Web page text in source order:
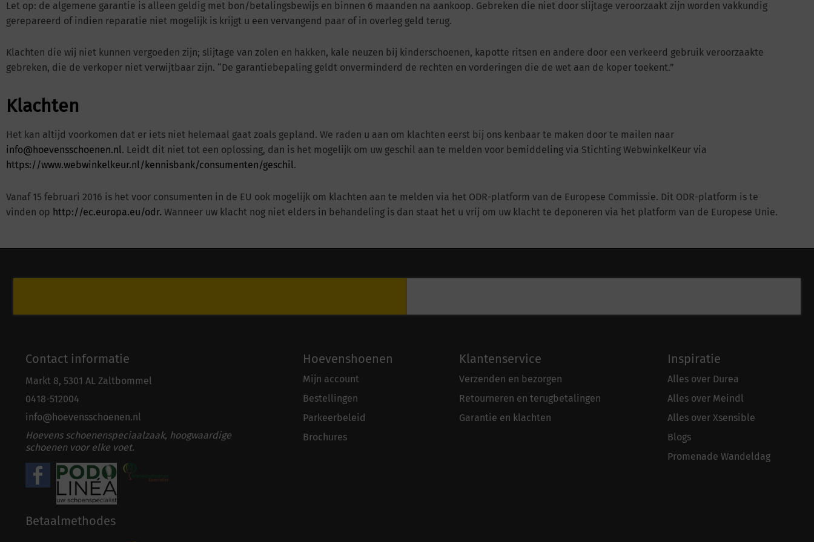
Let op: de algemene garantie is alleen geldig met bon/betalingsbewijs en binnen 6 maanden na aankoop. Gebreken die niet door slijtage veroorzaakt zijn worden vakkundig
gerepareerd of indien reparatie niet mogelijk is krijgt u een vervangend paar of in overleg geld terug.
Klachten die wij niet kunnen vergoeden zijn; slijtage van zolen en hakken, kale neuzen bij kinderschoenen, kapotte ritsen en andere door een verkeerd gebruik veroorzaakte
gebreken, die de verkoper niet verwijtbaar zijn. “De garantiebepaling geldt onverminderd de rechten en vorderingen die de wet aan de koper toekent.”
Klachten
Het kan altijd voorkomen dat er iets niet helemaal gaat zoals gepland. We raden u aan om klachten eerst bij ons kenbaar te maken door te mailen naar
info@hoevensschoenen.nl. Leidt dit niet tot een oplossing, dan is het mogelijk om uw geschil aan te melden voor bemiddeling via Stichting WebwinkelKeur via
https://www.webwinkelkeur.nl/kennisbank/consumenten/geschil.
Vanaf 15 februari 2016 is het voor consumenten in de EU ook mogelijk om klachten aan te melden via het ODR-platform van de Europese Commissie. Dit ODR-platform is te
vinden op http://ec.europa.eu/odr. Wanneer uw klacht nog niet elders in behandeling is dan staat het u vrij om uw klacht te deponeren via het platform van de Europese Unie.
Contact informatie
Markt 8, 5301 AL Zaltbommel
0418-512004
info@hoevensschoenen.nl
Hoevens schoenenspeciaalzaak, hoogwaardige
schoenen voor elke voet.
Betaalmethodes
Hoevenshoenen
Mijn account
Bestellingen
Parkeerbeleid
Brochures
Klantenservice
Verzenden en bezorgen
Retourneren en terugbetalingen
Garantie en klachten
Inspiratie
Alles over Durea
Alles over Meindl
Alles over Xsensible
Blogs
Promenade Wandeldag